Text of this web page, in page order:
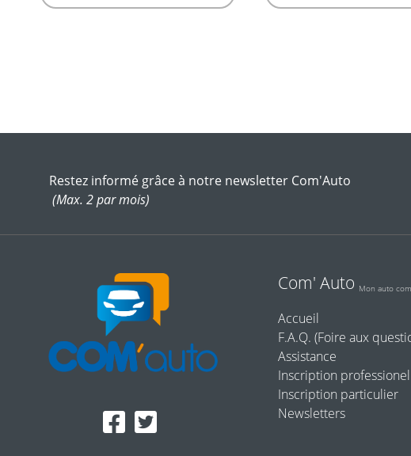
Restez informé grâce à notre newsletter Com'Auto
(Max. 2 par mois)
Com' Auto Mon auto
Accueil
F.A.Q. (Foire aux
Assistance
Inscription professionel
Inscription particulier
Newsletters